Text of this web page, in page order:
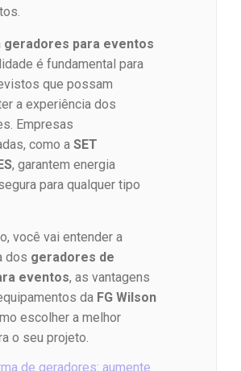
geradores para eventos
é fundamental para
que possam
a experiência dos
Empresas
como a SET
, garantem energia
para qualquer tipo
você vai entender a
dos geradores de
eventos, as vantagens
da FG Wilson
escolher a melhor
o seu projeto.
de geradores: aumente